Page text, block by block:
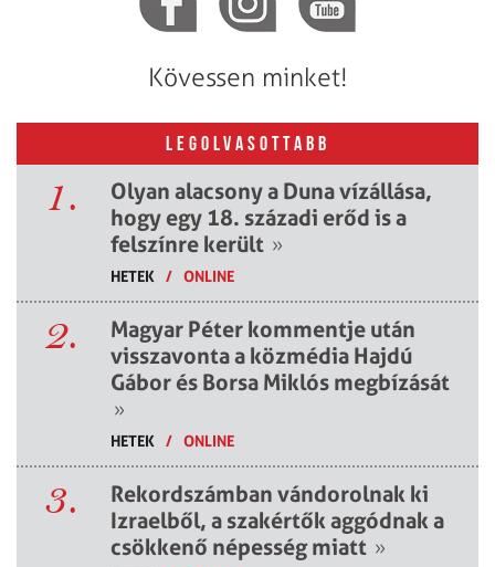
Kövessen minket!
LEGOLVASOTTABB
1.
Olyan alacsony a Duna vízállása,
hogy egy 18. századi erőd is a
felszínre került »
HETEK / ONLINE
2.
Magyar Péter kommentje után
visszavonta a közmédia Hajdú
Gábor és Borsa Miklós megbízását
»
HETEK / ONLINE
3.
Rekordszámban vándorolnak ki
Izraelből, a szakértők aggódnak a
csökkenő népesség miatt »